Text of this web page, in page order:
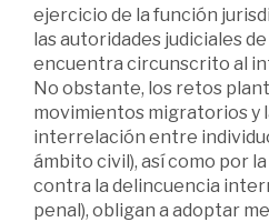
ejercicio de la función
las autoridades judiciales
encuentra circunscrito al
No obstante, los retos
movimientos migratorios y
interrelación entre
ámbito civil), así como por
contra la delincuencia
penal), obligan a adoptar